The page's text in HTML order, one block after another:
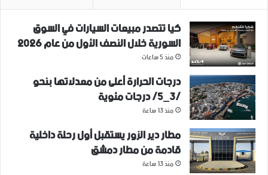
كيا تتصدر مبيعات السيارات في السوق
السورية خلال النصف الأول من عام 2026
منذ 5 ساعات
درجات الحرارة أعلى من معدلاتها بنحو
/3_5/ درجات مئوية
منذ 13 ساعة
مطار دير الزور يستقبل أول رحلة داخلية
قادمة من مطار دمشق
منذ 13 ساعة